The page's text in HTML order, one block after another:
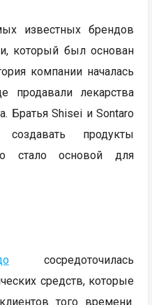
известных брендов
который был основан
компании началась
продавали лекарства
Братья Shisei и Sontaro
создавать продукты
стало основой для
сосредоточилась
средств, которые
того времени.